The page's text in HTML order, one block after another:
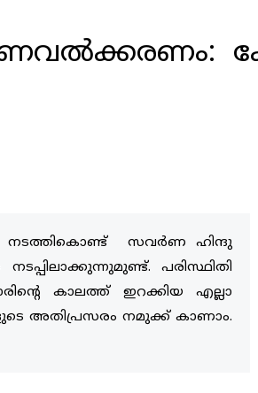
നടത്തികൊണ്ട് സവർണ ഹിന്ദു
പരിസ്ഥിതി
കാലത്ത് ഇറക്കിയ എല്ലാ
അതിപ്രസരം നമുക്ക് കാണാം.